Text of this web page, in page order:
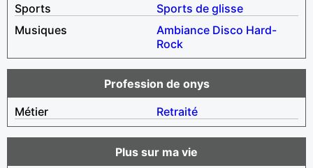
Sports
Sports de glisse
Musiques
Ambiance Disco Hard-
Rock
Profession de onys
Métier
Retraité
Plus sur ma vie